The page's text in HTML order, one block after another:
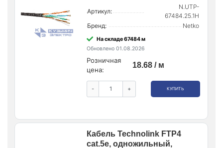
Артикул:
N.UTP-
67484.25.1H
Бренд:
Netko
На складе 67484 м
Обновлено 01.08.2026
Розничная
цена:
18.68 / м
- + КУПИТЬ
Кабель Technolink FTP4
cat.5е, одножильный,